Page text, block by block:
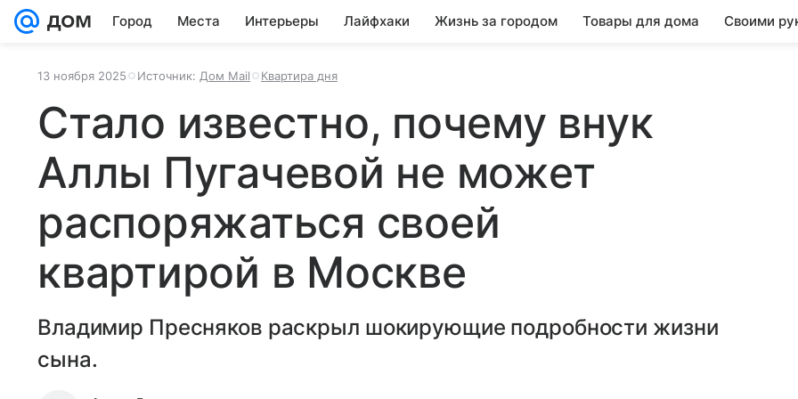
Город Места Интерьеры Лайфхаки Жизнь за городом Товары для дома Своими
13 ноября 2025 Источник: Дом Mail Квартира дня
Стало известно, почему внук
Аллы Пугачевой не может
распоряжаться своей
квартирой в Москве
Владимир Пресняков раскрыл шокирующие подробности жизни
сына.